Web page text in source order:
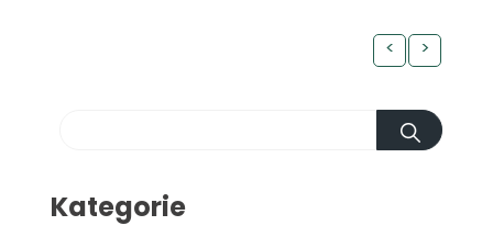
< >
Kategorie